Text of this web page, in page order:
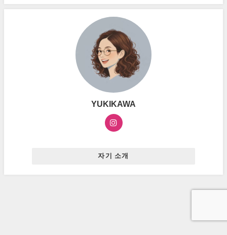
YUKIKAWA
자기 소개